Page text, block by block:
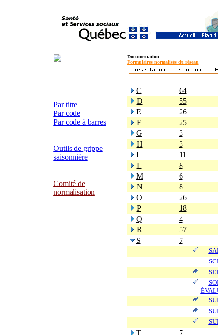
Documentation
Formulaires normalisés du réseau
Par titre
Par code
Par code à barres
Outils de grippe
saisonnière
Comité de
normalisation
C
64
D
55
E
26
F
25
G
3
H
3
I
11
L
8
M
6
N
8
O
26
P
18
Q
4
R
57
S
7
T
7